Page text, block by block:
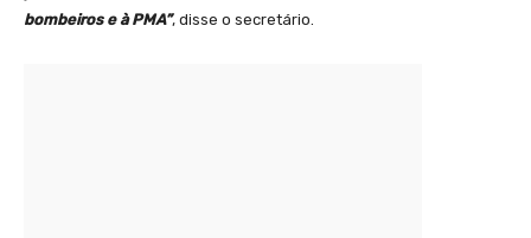
bombeiros e à PMA”, disse o secretário.